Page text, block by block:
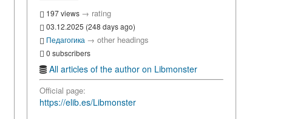
197 views → rating
03.12.2025 (248 days ago)
Педагогика → other headings
0 subscribers
All articles of the author on Libmonster
Official page:
https://elib.es/Libmonster